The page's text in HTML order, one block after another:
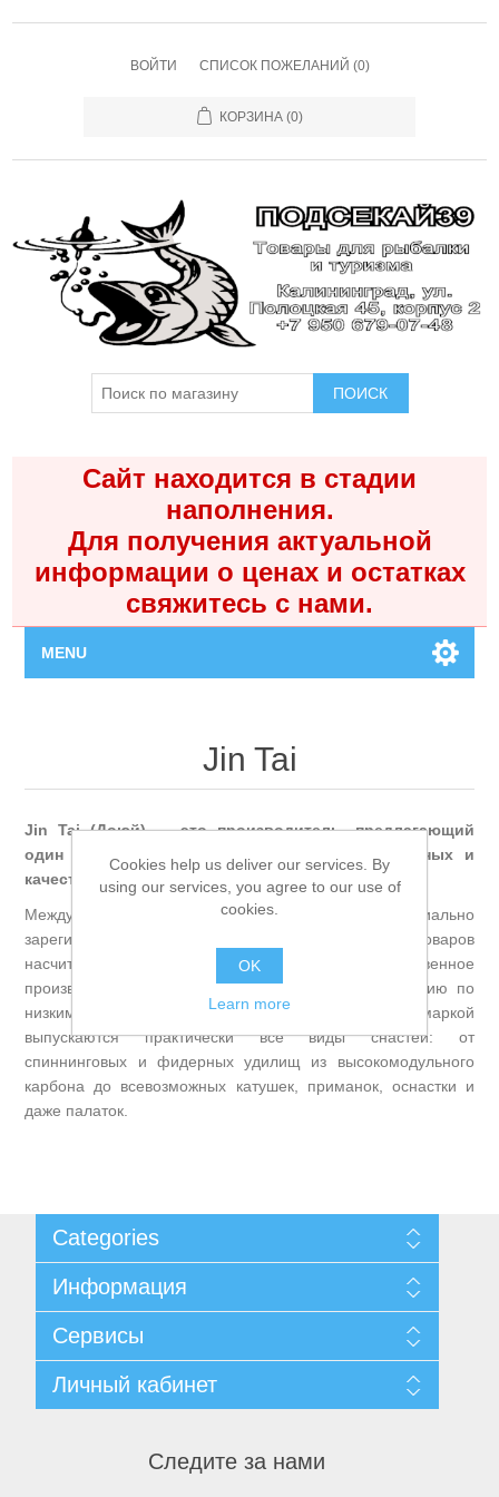
ВОЙТИ СПИСОК ПОЖЕЛАНИЙ (0)
КОРЗИНА (0)
ПОИСК
Сайт находится в стадии
наполнения.
Для получения актуальной
информации о ценах и остатках
свяжитесь с нами.
MENU
Товары для рыбалки
Аксессуары для лодок
Контакты
Личный кабинет
Поиск
Jin Tai
Jin Tai (Доюй) — это производитель, предлагающий
один из самых полных ассортиментов доступных и
качественных снастей на российском рынке.
Международный бренд Jin Tai был официально
зарегистрирован в 2003 году, а продажи его товаров
насчитывают более 15 лет. Компания имеет собственное
производство, что позволяет ей предлагать продукцию по
низким ценам, не жертвуя качеством. Под этой маркой
выпускаются практически все виды снастей: от
спиннинговых и фидерных удилищ из высокомодульного
карбона до всевозможных катушек, приманок, оснастки и
даже палаток.
Categories
Информация
Доставка и возврат
Уведомление о конфиденциальности
Пользовательское соглашение
О нас
Сервисы
Новости
Список сравнения
Личный кабинет
Следите за нами
Cookies help us deliver our services. By
using our services, you agree to our use of
cookies.
OK
Learn more